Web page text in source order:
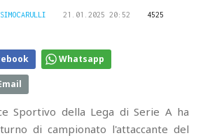
21.01.2025 20:52
4525
Whatsapp
Sportivo della Lega di Serie A ha
di campionato l'attaccante del